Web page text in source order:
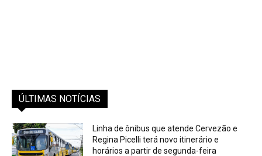
ÚLTIMAS NOTÍCIAS
Linha de ônibus que atende Cervezão e
Regina Picelli terá novo itinerário e
horários a partir de segunda-feira